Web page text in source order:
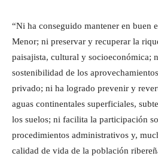
“Ni ha conseguido mantener en buen
Menor; ni preservar y recuperar la
paisajista, cultural y socioeconómica;
sostenibilidad de los
privado; ni ha logrado prevenir y
aguas continentales superficiales,
los suelos; ni facilita la participación
procedimientos administrativos y,
calidad de vida de la población